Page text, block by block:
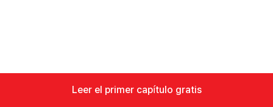
Leer el primer capítulo gratis